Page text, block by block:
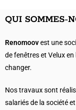
QUI SOMMES-
Renomoovest une
de fenêtres et Velux
changer.
Nos travaux sont
salariés de la société